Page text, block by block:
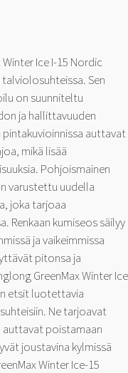
Ice I-15 Nordic
Sen
on suunniteltu
ja hallittavuuden
auttavat
mikä lisää
Pohjoismainen
varustettu uudella
joka tarjoaa
Renkaan kumiseos säilyy
ja vaikeimmissa
pitonsa ja
GreenMax Winter Ice
etsit luotettavia
Ne tarjoavat
auttavat poistamaan
joustavina kylmissä
Winter Ice-15